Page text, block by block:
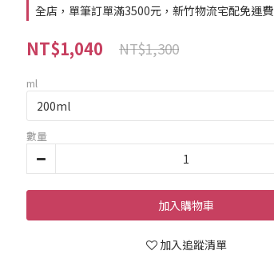
全店，單筆訂單滿3500元，新竹物流宅配免運費
NT$1,300
NT$1,040
ml
數量
加入購物車
加入追蹤清單